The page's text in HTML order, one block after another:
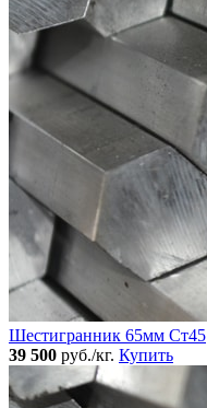
Шестигранник 65мм Ст45
39 500 руб./кг. Купить